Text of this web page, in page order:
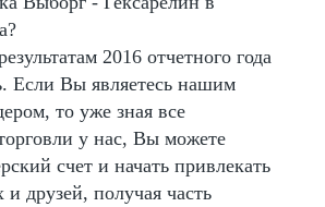
2016 отчетного года
Если Вы являетесь нашим
то уже зная все
у нас, Вы можете
счет и начать привлекать
друзей, получая часть